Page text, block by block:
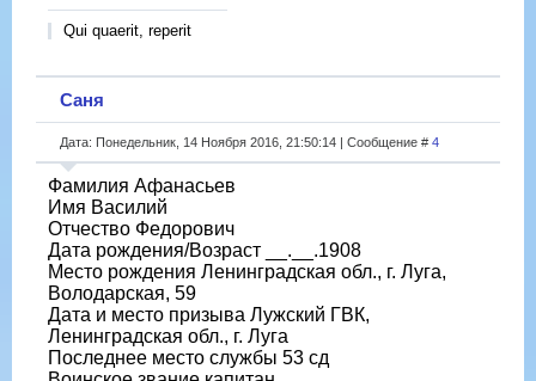
Qui quaerit, reperit
Саня
Дата: Понедельник, 14 Ноября 2016, 21:50:14 | Сообщение # 4
Фамилия Афанасьев
Имя Василий
Отчество Федорович
Дата рождения/Возраст __.__.1908
Место рождения Ленинградская обл., г. Луга,
Володарская, 59
Дата и место призыва Лужский ГВК,
Ленинградская обл., г. Луга
Последнее место службы 53 сд